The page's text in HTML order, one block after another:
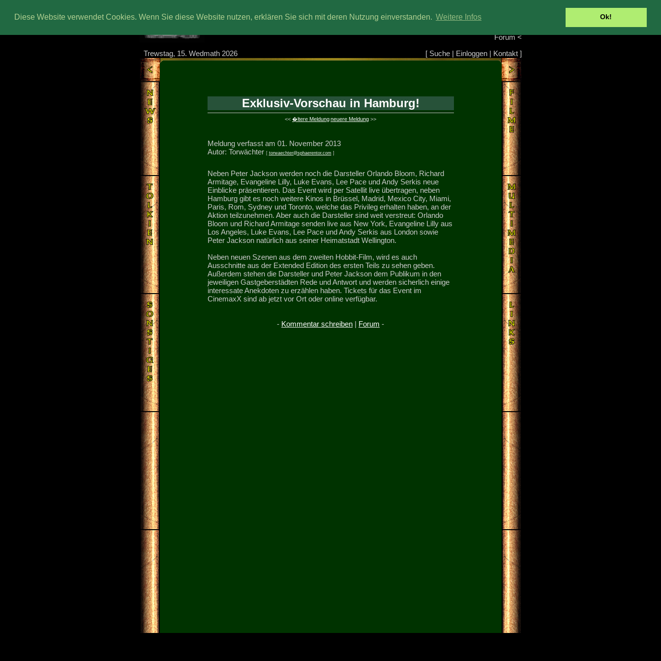
Diese Website verwendet Cookies. Wenn Sie diese Website nutzen, erklären Sie sich mit deren Nutzung einverstanden. Weitere Infos Ok!
Info/Impressum
Forum<
Trewstag, 15. Wedmath 2026
[ Suche| Einloggen| Kontakt]
Exklusiv-Vorschau in Hamburg!
<< �ltere Meldungneuere Meldung >>
Meldung verfasst am 01. November 2013
Autor: Torwächter [ torwaechter@sphaerentor.com ]
Neben Peter Jackson werden noch die Darsteller Orlando Bloom, Richard
Armitage, Evangeline Lilly, Luke Evans, Lee Pace und Andy Serkis neue
Einblicke präsentieren. Das Event wird per Satellit live übertragen, neben
Hamburg gibt es noch weitere Kinos in Brüssel, Madrid, Mexico City, Miami,
Paris, Rom, Sydney und Toronto, welche das Privileg erhalten haben, an der
Aktion teilzunehmen. Aber auch die Darsteller sind weit verstreut: Orlando
Bloom und Richard Armitage senden live aus New York, Evangeline Lilly aus
Los Angeles, Luke Evans, Lee Pace und Andy Serkis aus London sowie
Peter Jackson natürlich aus seiner Heimatstadt Wellington.
Neben neuen Szenen aus dem zweiten Hobbit-Film, wird es auch
Ausschnitte aus der Extended Edition des ersten Teils zu sehen geben.
Außerdem stehen die Darsteller und Peter Jackson dem Publikum in den
jeweiligen Gastgeberstädten Rede und Antwort und werden sicherlich einige
interessate Anekdoten zu erzählen haben. Tickets für das Event im
CinemaxX sind ab jetzt vor Ort oder online verfügbar.
- Kommentar schreiben | Forum -